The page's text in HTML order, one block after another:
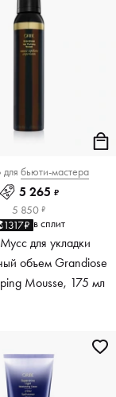
для бьюти-мастера
5 265 ₽
5 850 ₽
1317₽ в сплит
для укладки
объем Grandiose
Mousse, 175 мл